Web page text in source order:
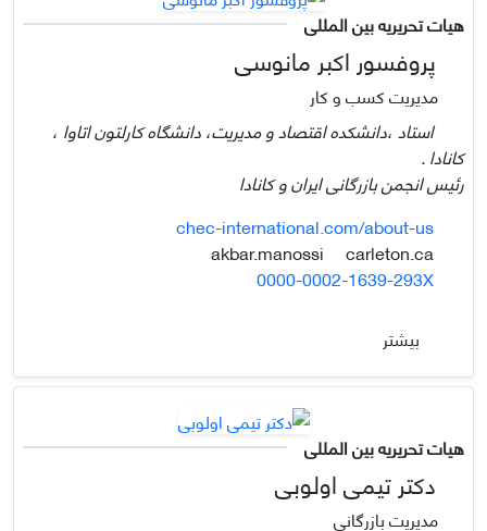
هیات تحریریه بین المللی
پروفسور اکبر مانوسی
مدیریت کسب و کار
استاد ،دانشکده اقتصاد و مدیریت، دانشگاه کارلتون اتاوا ،
کانادا .
رئیس انجمن بازرگانی ایران و کانادا
chec-international.com/about-us
carleton.ca
0000-0002-1639-293X
بیشتر
هیات تحریریه بین المللی
دکتر تیمی اولوبی
مدیریت بازرگانی